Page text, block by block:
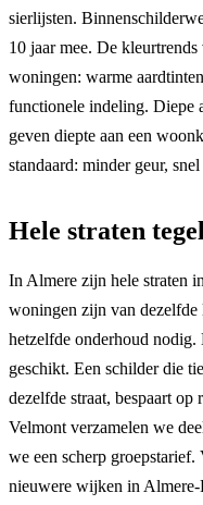
sierlijsten.
10 jaar mee. De
woningen: warme
functionele indeling. Diepe
geven diepte aan een
standaard: minder geur,
Hele straten
In Almere zijn hele straten
woningen zijn van dezelfde
hetzelfde onderhoud
geschikt. Een schilder die
dezelfde straat, bespaart
Velmont verzamelen we
we een scherp
nieuwere wijken in Almere-